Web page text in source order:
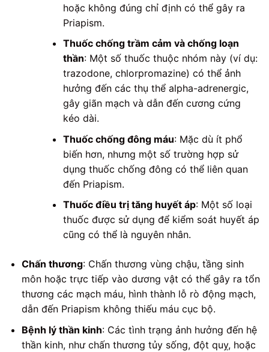
hoặc không đúng chỉ định có thể gây ra
Priapism.
Thuốc chống trầm cảm và chống loạn
thần: Một số thuốc thuộc nhóm này (ví dụ:
trazodone, chlorpromazine) có thể ảnh
hưởng đến các thụ thể alpha-adrenergic,
gây giãn mạch và dẫn đến cương cứng
kéo dài.
Thuốc chống đông máu: Mặc dù ít phổ
biến hơn, nhưng một số trường hợp sử
dụng thuốc chống đông có thể liên quan
đến Priapism.
Thuốc điều trị tăng huyết áp: Một số loại
thuốc được sử dụng để kiểm soát huyết áp
cũng có thể là nguyên nhân.
Chấn thương: Chấn thương vùng chậu, tầng sinh
môn hoặc trực tiếp vào dương vật có thể gây ra tổn
thương các mạch máu, hình thành lỗ rò động mạch,
dẫn đến Priapism không thiếu máu cục bộ.
Bệnh lý thần kinh: Các tình trạng ảnh hưởng đến hệ
thần kinh, như chấn thương tủy sống, đột quỵ, hoặc